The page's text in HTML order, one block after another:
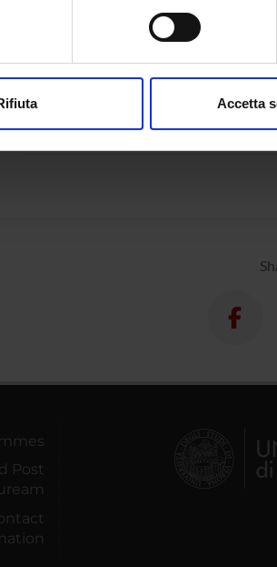
il tuo consenso in qualsiasi momento
Accetta
SECTIONS
Neurology Section
Post